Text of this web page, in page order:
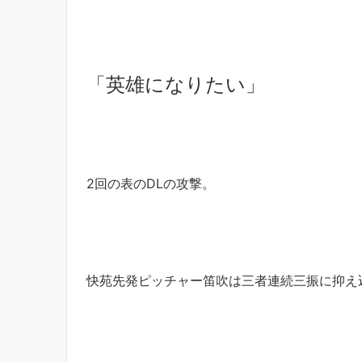
「英雄になりたい」
2回の表のDLの攻撃。
快苑先発ピッチャー笛吹は三者連続三振に抑え